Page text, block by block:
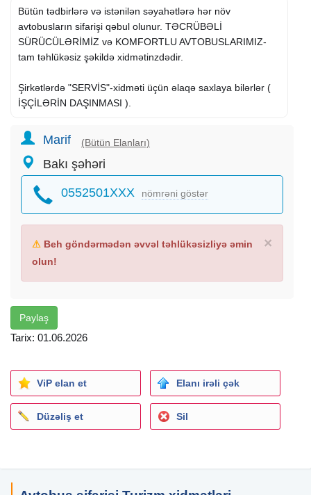
Bütün tədbirlərə və istənilən səyahətlərə hər növ
avtobusların sifarişi qəbul olunur. TƏCRÜBƏLİ
SÜRÜCÜLƏRİMİZ və KOMFORTLU AVTOBUSLARIMIZ-
tam təhlükəsiz şəkildə xidmətinzdədir.
Şirkətlərdə "SERVİS"-xidməti üçün əlaqə saxlaya bilərlər (
İŞÇİLƏRİN DAŞINMASI ).
Marif (Bütün Elanları)
Bakı şəhəri
0552501XXX nömrəni göstər
×
⚠ Beh göndərmədən əvvəl təhlükəsizliyə əmin
olun!
Paylaş
Tarix: 01.06.2026
ViP elan et Elanı irəli çək
Düzəliş et Sil